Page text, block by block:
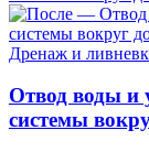
Дренаж и
Отвод воды и
системы